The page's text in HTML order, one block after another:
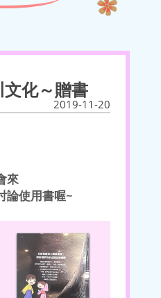
化～贈書
2019-11-20
來
論使用書喔~